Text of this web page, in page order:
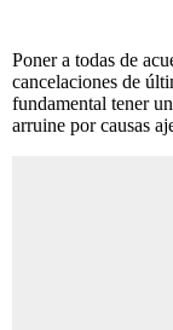
Poner a todas de
cancelaciones de
fundamental tener
arruine por causas